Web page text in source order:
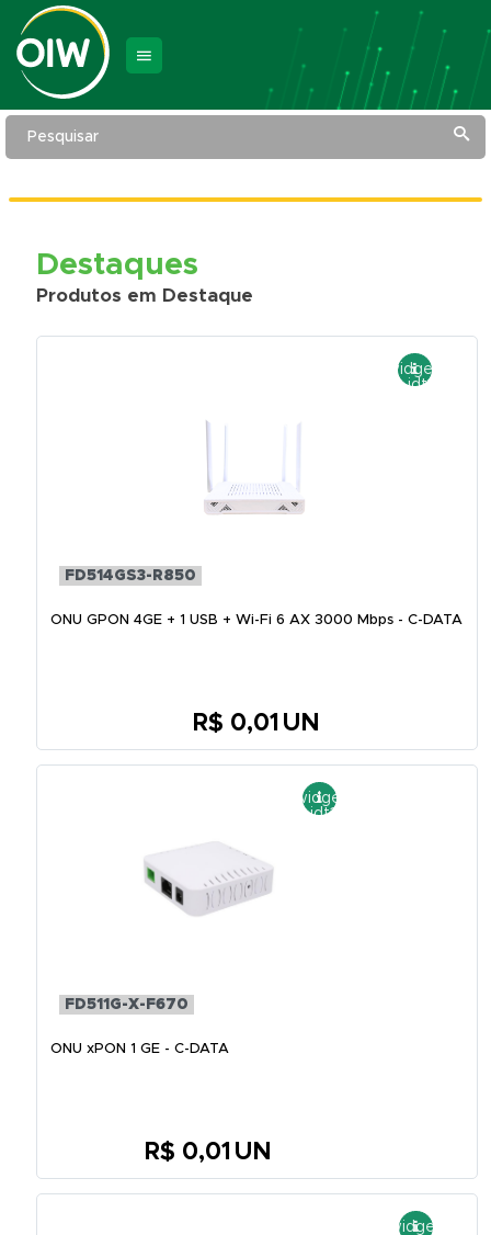
Pesquisar
Destaques
Produtos em Destaque
FD514GS3-R850
ONU GPON 4GE + 1 USB + Wi-Fi 6 AX 3000 Mbps - C-DATA
R$ 0,01 UN
FD511G-X-F670
ONU xPON 1 GE - C-DATA
R$ 0,01 UN